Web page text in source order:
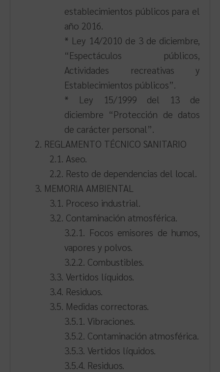
establecimientos públicos para el
año 2016.
* Ley 14/2010 de 3 de diciembre,
“Espectáculos públicos,
Actividades recreativas y
Establecimientos públicos”.
* Ley 15/1999 del 13 de
diciembre “Protección de datos
de carácter personal”.
2. REGLAMENTO TÉCNICO SANITARIO
2.1. Aseo.
2.2. Resto de dependencias del local.
3. MEMORIA AMBIENTAL
3.1. Proceso industrial.
3.2. Contaminación atmosférica.
3.2.1. Focos emisores de humos,
vapores y polvos.
3.2.2. Combustibles.
3.3. Vertidos líquidos.
3.4. Residuos.
3.5. Medidas correctoras.
3.5.1. Vibraciones.
3.5.2. Contaminación atmosférica.
3.5.3. Vertidos líquidos.
3.5.4. Residuos.